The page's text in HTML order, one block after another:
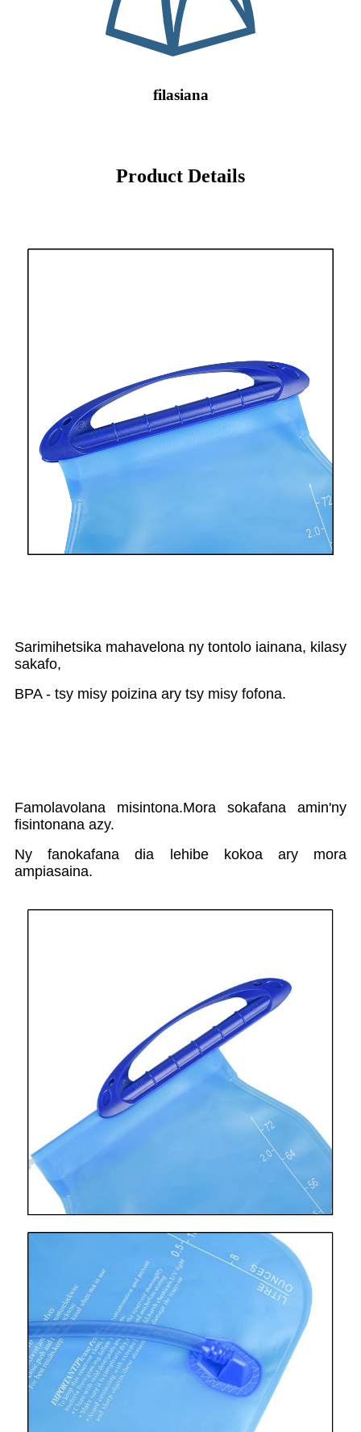
filasiana
Product Details
Sarimihetsika mahavelona ny tontolo iainana, kilasy
sakafo,
BPA - tsy misy poizina ary tsy misy fofona.
Famolavolana misintona.Mora sokafana amin'ny
fisintonana azy.
Ny fanokafana dia lehibe kokoa ary mora
ampiasaina.